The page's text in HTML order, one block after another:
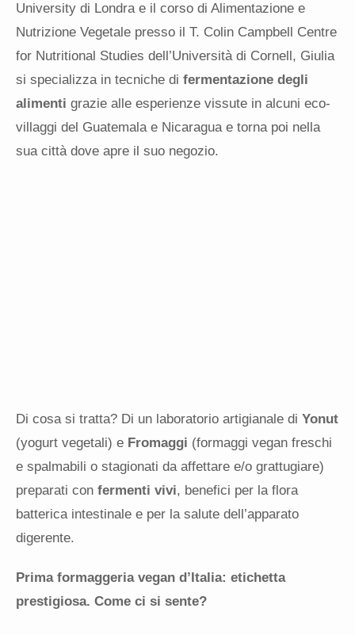
University di Londra e il corso di Alimentazione e
Nutrizione Vegetale presso il T. Colin Campbell Centre
for Nutritional Studies dell’Università di Cornell, Giulia
si specializza in tecniche di fermentazione degli
alimenti grazie alle esperienze vissute in alcuni eco-
villaggi del Guatemala e Nicaragua e torna poi nella
sua città dove apre il suo negozio.
Di cosa si tratta? Di un laboratorio artigianale di Yonut
(yogurt vegetali) e Fromaggi (formaggi vegan freschi
e spalmabili o stagionati da affettare e/o grattugiare)
preparati con fermenti vivi, benefici per la flora
batterica intestinale e per la salute dell’apparato
digerente.
Prima formaggeria vegan d’Italia: etichetta
prestigiosa. Come ci si sente?